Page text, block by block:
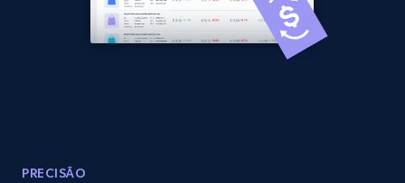
355+ Comece agora
more.
PRECISÃO